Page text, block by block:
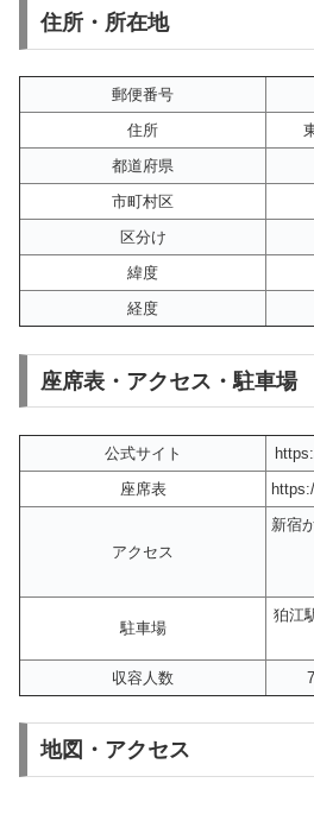
住所・所在地
郵便番号
住所
都道府県
市町村区
区分け
緯度
経度
座席表・アクセス・駐車場
公式サイト
座席表
アクセス
新宿
駐車場
狛江
収容人数
地図・アクセス